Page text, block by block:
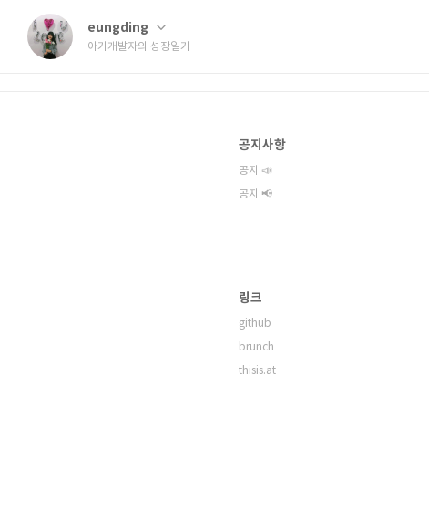
eungding
아기개발자의 성장일기
공지사항
공지 📣
공지 📢
링크
github
brunch
thisis.at